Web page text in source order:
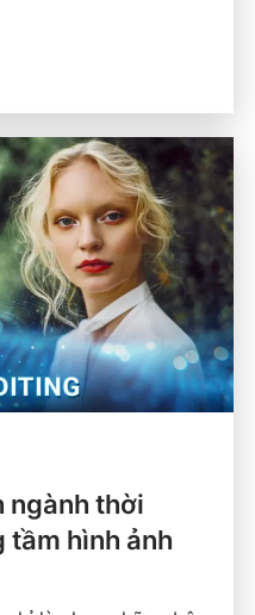
ngành thời
tầm hình ảnh